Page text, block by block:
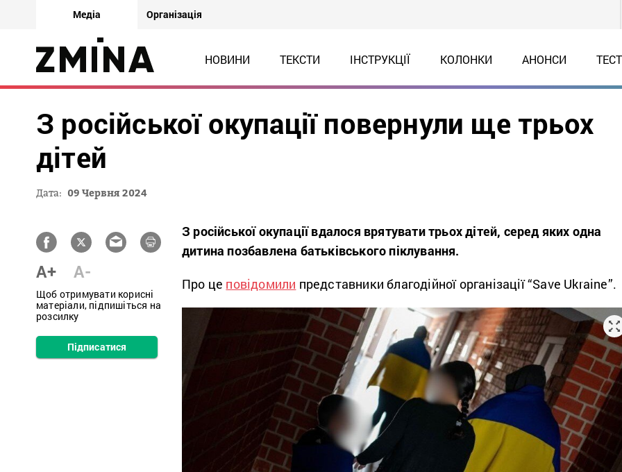
Медіа Організація
НОВИНИ ТЕКСТИ ІНСТРУКЦІЇ КОЛОНКИ АНОНСИ
З російської окупації повернули ще трьох
дітей
Дата: 09 Червня 2024
A+ A-
Щоб отримувати корисні
матеріали, підпишіться на
розсилку
Підписатися
З російської окупації вдалося врятувати трьох дітей, серед яких одна
дитина позбавлена батьківського піклування.
Про це повідомили представники благодійної організації “Save Ukraine”.